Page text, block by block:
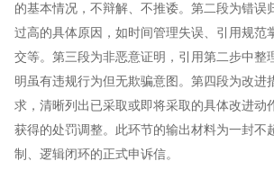
的基本情况，不辩解、不推诿。第二段为错误
过高的具体原因，如时间管理失误、引用规范
交等。第三段为非恶意证明，引用第二步中整
明虽有违规行为但无欺骗意图。第四段为改进
求，清晰列出已采取或即将采取的具体改进动
获得的处罚调整。此环节的输出材料为一封不
制、逻辑闭环的正式申诉信。